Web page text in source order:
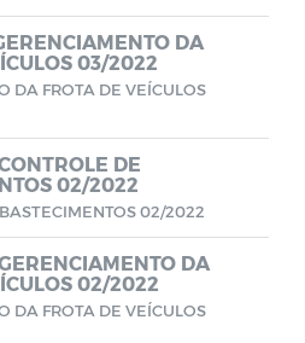
Editais
de Frotas e Máquinas
DA
03/2022
DA FROTA DE VEÍCULOS
DE
02/2022
02/2022
DA
02/2022
DA FROTA DE VEÍCULOS